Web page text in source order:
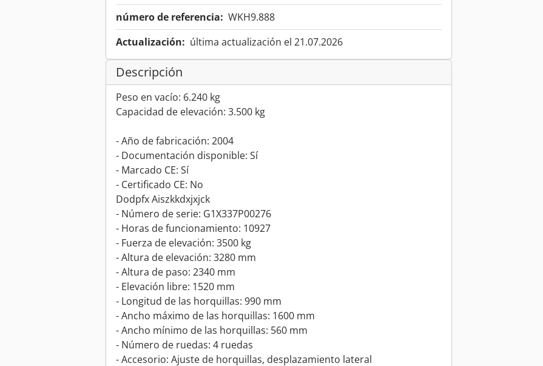
número de referencia: WKH9.888
Actualización: última actualización el 21.07.2026
Descripción
Peso en vacío: 6.240 kg
Capacidad de elevación: 3.500 kg
- Año de fabricación: 2004
- Documentación disponible: Sí
- Marcado CE: Sí
- Certificado CE: No
Dodpfx Aiszkkdxjxjck
- Número de serie: G1X337P00276
- Horas de funcionamiento: 10927
- Fuerza de elevación: 3500 kg
- Altura de elevación: 3280 mm
- Altura de paso: 2340 mm
- Elevación libre: 1520 mm
- Longitud de las horquillas: 990 mm
- Ancho máximo de las horquillas: 1600 mm
- Ancho mínimo de las horquillas: 560 mm
- Número de ruedas: 4 ruedas
- Accesorio: Ajuste de horquillas, desplazamiento lateral